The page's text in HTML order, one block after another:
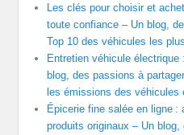
Les clés pour choisir et
toute confiance – Un blog,
Top 10 des véhicules les
Entretien véhicule électrique
blog, des passions à
les émissions des véhicules
Épicerie fine salée en ligne :
produits originaux – Un